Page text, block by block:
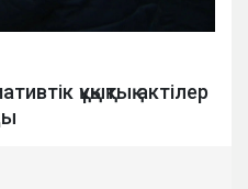
құқықтық актілер